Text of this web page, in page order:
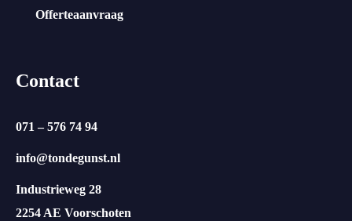
Offerteaanvraag
Contact
071 – 576 74 94
info@tondegunst.nl
Industrieweg 28
2254 AE Voorschoten